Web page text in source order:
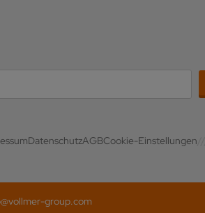
DatenschutzAGBCookie-Einstellungen
group.com